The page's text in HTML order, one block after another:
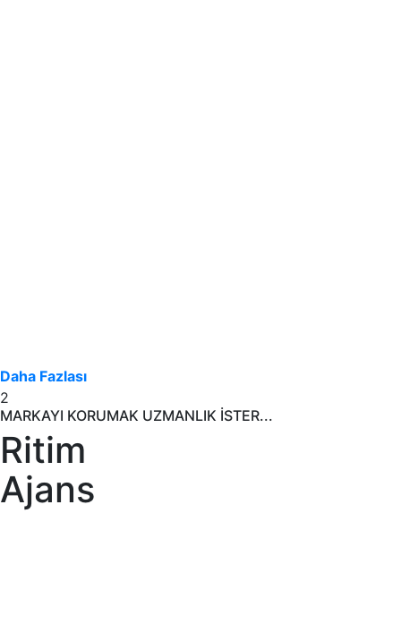
Daha Fazlası
2
MARKAYI KORUMAK UZMANLIK İSTER...
Ritim
Ajans